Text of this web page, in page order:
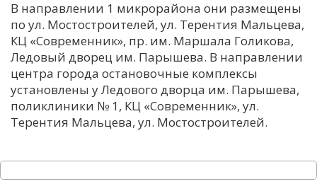
В направлении 1 микрорайона они размещены
по ул. Мостостроителей, ул. Терентия Мальцева,
КЦ «Современник», пр. им. Маршала Голикова,
Ледовый дворец им. Парышева. В направлении
центра города остановочные комплексы
установлены у Ледового дворца им. Парышева,
поликлиники № 1, КЦ «Современник», ул.
Терентия Мальцева, ул. Мостостроителей.